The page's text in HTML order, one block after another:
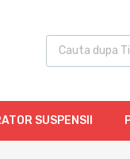
SUSPENSII